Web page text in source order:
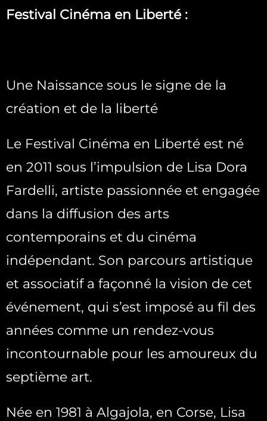
Festival Cinéma en Liberté :
Une Naissance sous le signe de la
création et de la liberté
Le Festival Cinéma en Liberté est né
en 2011 sous l’impulsion de Lisa Dora
Fardelli, artiste passionnée et engagée
dans la diffusion des arts
contemporains et du cinéma
indépendant. Son parcours artistique
et associatif a façonné la vision de cet
événement, qui s’est imposé au fil des
années comme un rendez-vous
incontournable pour les amoureux du
septième art.
Née en 1981 à Algajola, en Corse, Lisa